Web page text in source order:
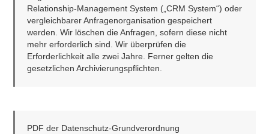
Relationship-Management System („CRM System“) oder
vergleichbarer Anfragenorganisation gespeichert
werden. Wir löschen die Anfragen, sofern diese nicht
mehr erforderlich sind. Wir überprüfen die
Erforderlichkeit alle zwei Jahre. Ferner gelten die
gesetzlichen Archivierungspflichten.
PDF der Datenschutz-Grundverordnung